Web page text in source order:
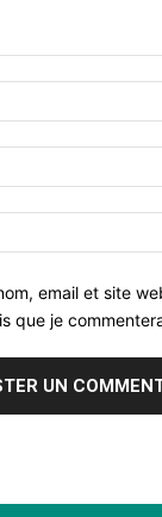
email et site
que je